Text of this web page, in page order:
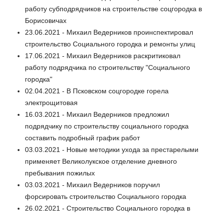
работу субподрядчиков на строительстве соцгородка в
Борисовичах
23.06.2021 - Михаил Ведерников проинспектировал
строительство Социального городка и ремонты улиц
17.06.2021 - Михаил Ведерников раскритиковал
работу подрядчика по строительству "Социального
городка"
02.04.2021 - В Псковском соцгородке горела
электрощитовая
16.03.2021 - Михаил Ведерников предложил
подрядчику по строительству социального городка
составить подробный график работ
03.03.2021 - Новые методики ухода за престарелыми
применяет Великолукское отделение дневного
пребывания пожилых
03.03.2021 - Михаил Ведерников поручил
форсировать строительство Социального городка
26.02.2021 - Строительство Социального городка в